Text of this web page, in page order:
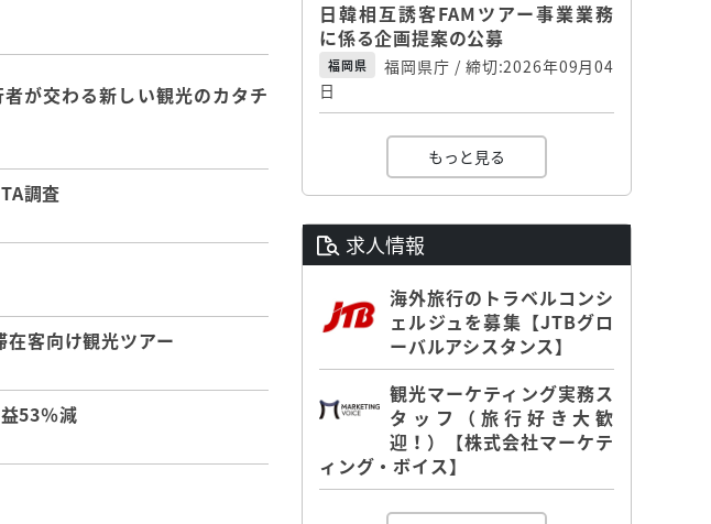
が交わる新しい観光のカタチ
調査
客向け観光ツアー
53％減
日韓相互誘客FAMツアー事業業務
に係る企画提案の公募
福岡県
福岡県庁 / 締切:2026年09月04
日
もっと見る
求人情報
海外旅行のトラベルコンシ
ェルジュを募集【JTBグロ
ーバルアシスタンス】
観光マーケティング実務ス
タッフ（旅行好き大歓
迎！）【株式会社マーケテ
ィング・ボイス】